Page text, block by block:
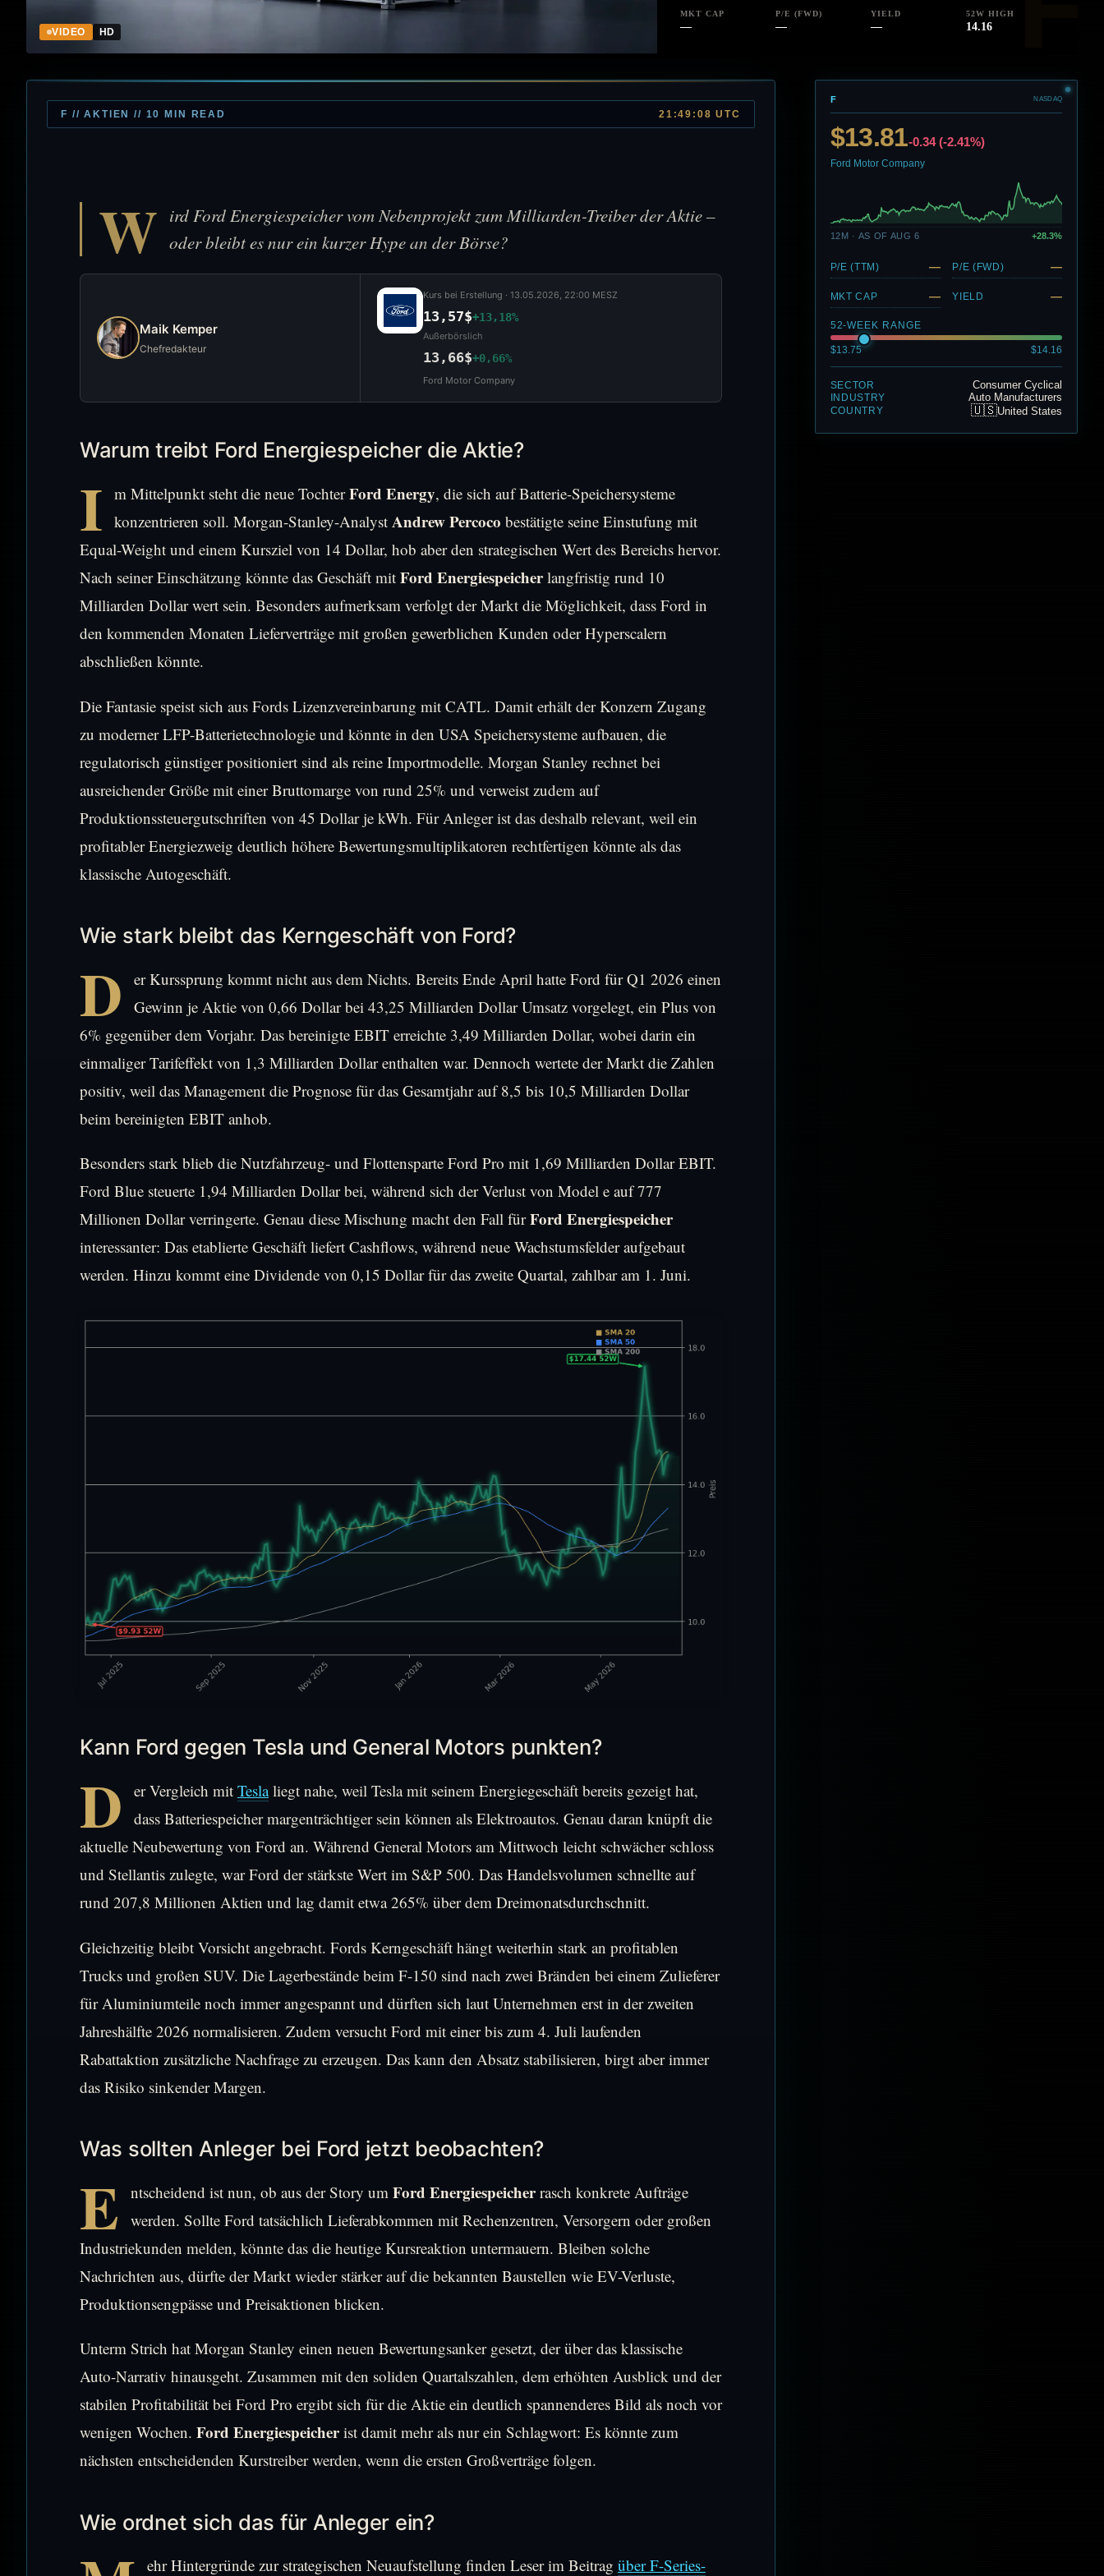
VIDEO HD
MKT CAP
—
P/E (FWD)
—
YIELD
—
52W HIGH
14.16
F // AKTIEN // 10 MIN READ 21:49:08 UTC
W ird Ford Energiespeicher vom Nebenprojekt zum Milliarden-Treiber der Aktie –
oder bleibt es nur ein kurzer Hype an der Börse?
Maik Kemper
Chefredakteur
Kurs bei Erstellung · 13.05.2026, 22:00 MESZ
13,57$+13,18%
Außerbörslich
13,66$+0,66%
Ford Motor Company
Warum treibt Ford Energiespeicher die Aktie?
I m Mittelpunkt steht die neue TochterFord Energy, die sich auf Batterie-Speichersysteme
konzentrieren soll. Morgan-Stanley-Analyst Andrew Percoco bestätigte seine Einstufung mit
Equal-Weight und einem Kursziel von 14 Dollar, hob aber den strategischen Wert des Bereichs hervor.
Nach seiner Einschätzung könnte das Geschäft mit Ford Energiespeicherlangfristig rund 10
Milliarden Dollar wert sein. Besonders aufmerksam verfolgt der Markt die Möglichkeit, dass Ford in
den kommenden Monaten Lieferverträge mit großen gewerblichen Kunden oder Hyperscalern
abschließen könnte.
Die Fantasie speist sich aus Fords Lizenzvereinbarung mit CATL. Damit erhält der Konzern Zugang
zu moderner LFP-Batterietechnologie und könnte in den USA Speichersysteme aufbauen, die
regulatorisch günstiger positioniert sind als reine Importmodelle. Morgan Stanley rechnet bei
ausreichender Größe mit einer Bruttomarge von rund 25% und verweist zudem auf
Produktionssteuergutschriften von 45 Dollar je kWh. Für Anleger ist das deshalb relevant, weil ein
profitabler Energiezweig deutlich höhere Bewertungsmultiplikatoren rechtfertigen könnte als das
klassische Autogeschäft.
Wie stark bleibt das Kerngeschäft von Ford?
D
er Kurssprung kommt nicht aus dem Nichts. Bereits Ende April hatte Ford für Q1 2026 einen
Gewinn je Aktie von 0,66 Dollar bei 43,25 Milliarden Dollar Umsatz vorgelegt, ein Plus von
6% gegenüber dem Vorjahr. Das bereinigte EBIT erreichte 3,49 Milliarden Dollar, wobei darin ein
einmaliger Tarifeffekt von 1,3 Milliarden Dollar enthalten war. Dennoch wertete der Markt die Zahlen
positiv, weil das Management die Prognose für das Gesamtjahr auf 8,5 bis 10,5 Milliarden Dollar
beim bereinigten EBIT anhob.
Besonders stark blieb die Nutzfahrzeug- und Flottensparte Ford Pro mit 1,69 Milliarden Dollar EBIT.
Ford Blue steuerte 1,94 Milliarden Dollar bei, während sich der Verlust von Model e auf 777
Millionen Dollar verringerte. Genau diese Mischung macht den Fall fürFord Energiespeicher
interessanter: Das etablierte Geschäft liefert Cashflows, während neue Wachstumsfelder aufgebaut
werden. Hinzu kommt eine Dividende von 0,15 Dollar für das zweite Quartal, zahlbar am 1. Juni.
Kann Ford gegen Tesla und General Motors punkten?
D er Vergleich mit Teslaliegt nahe, weil Tesla mit seinem Energiegeschäft bereits gezeigt hat,
dass Batteriespeicher margenträchtiger sein können als Elektroautos. Genau daran knüpft die
aktuelle Neubewertung von Ford an. Während General Motors am Mittwoch leicht schwächer schloss
und Stellantis zulegte, war Ford der stärkste Wert im S&P 500. Das Handelsvolumen schnellte auf
rund 207,8 Millionen Aktien und lag damit etwa 265% über dem Dreimonatsdurchschnitt.
Gleichzeitig bleibt Vorsicht angebracht. Fords Kerngeschäft hängt weiterhin stark an profitablen
Trucks und großen SUV. Die Lagerbestände beim F-150 sind nach zwei Bränden bei einem Zulieferer
für Aluminiumteile noch immer angespannt und dürften sich laut Unternehmen erst in der zweiten
Jahreshälfte 2026 normalisieren. Zudem versucht Ford mit einer bis zum 4. Juli laufenden
Rabattaktion zusätzliche Nachfrage zu erzeugen. Das kann den Absatz stabilisieren, birgt aber immer
das Risiko sinkender Margen.
Was sollten Anleger bei Ford jetzt beobachten?
E ntscheidend ist nun, ob aus der Story um Ford Energiespeicherrasch konkrete Aufträge
werden. Sollte Ford tatsächlich Lieferabkommen mit Rechenzentren, Versorgern oder großen
Industriekunden melden, könnte das die heutige Kursreaktion untermauern. Bleiben solche
Nachrichten aus, dürfte der Markt wieder stärker auf die bekannten Baustellen wie EV-Verluste,
Produktionsengpässe und Preisaktionen blicken.
Unterm Strich hat Morgan Stanley einen neuen Bewertungsanker gesetzt, der über das klassische
Auto-Narrativ hinausgeht. Zusammen mit den soliden Quartalszahlen, dem erhöhten Ausblick und der
stabilen Profitabilität bei Ford Pro ergibt sich für die Aktie ein deutlich spannenderes Bild als noch vor
wenigen Wochen. Ford Energiespeicherist damit mehr als nur ein Schlagwort: Es könnte zum
nächsten entscheidenden Kurstreiber werden, wenn die ersten Großverträge folgen.
Wie ordnet sich das für Anleger ein?
ehr Hintergründe zur strategischen Neuaufstellung finden Leser im Beitrag über F-Series-
F NASDAQ
$13.81-0.34 (-2.41%)
Ford Motor Company
12M · AS OF AUG 6 +28.3%
P/E (TTM) — P/E (FWD) —
MKT CAP — YIELD —
52-WEEK RANGE
$13.75 $14.16
SECTOR Consumer Cyclical
INDUSTRY Auto Manufacturers
COUNTRY 🇺🇸United States